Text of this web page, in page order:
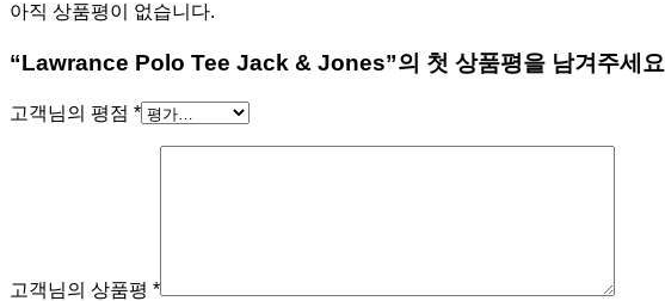
아직 상품평이 없습니다.
“Lawrance Polo Tee Jack & Jones”의 첫 상품평을 남겨주세요
고객님의 평점 *
고객님의 상품평 *